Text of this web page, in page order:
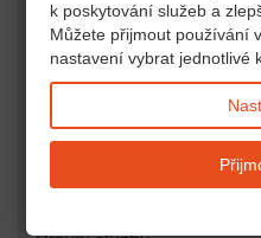
Zdravotnické a
Lesní, vodní, pozemkové,
Náhrady škody,
k poskytování služeb a
Můžete přijmout používání
nastavení vybrat jednotlivé